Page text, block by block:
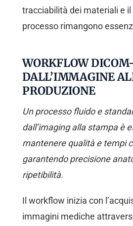
tracciabilità dei materiali e
processo rimangono
WORKFLOW
DALL’IMMAGINE
PRODUZIONE
Un processo fluido e
dall’imaging alla stampa è
mantenere qualità e tempi
garantendo precisione
ripetibilità.
Il workflow inizia con
immagini mediche